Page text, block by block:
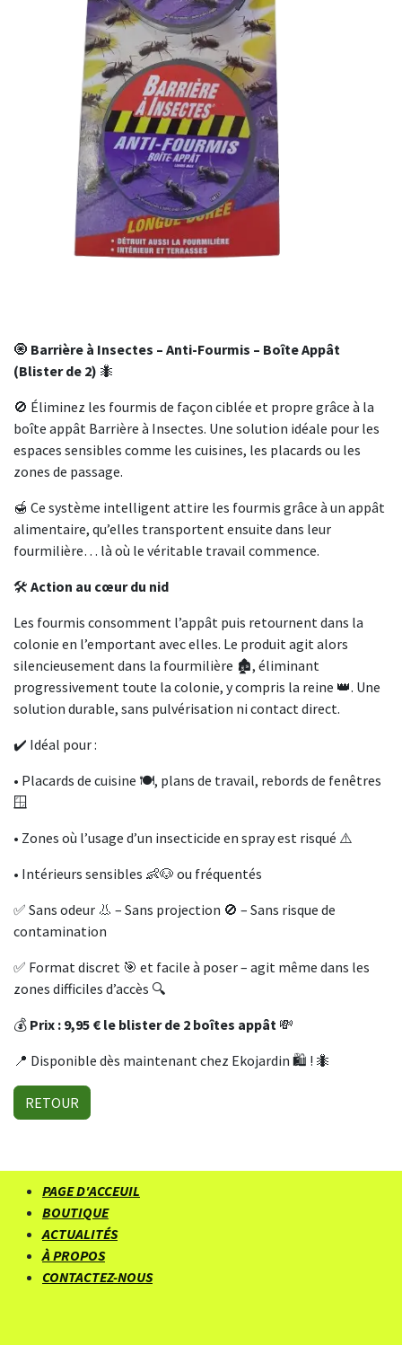
Précédent
🧿 Barrière à Insectes – Anti-Fourmis – Boîte Appât
(Blister de 2) 🐜
🚫 Éliminez les fourmis de façon ciblée et propre grâce à la
boîte appât Barrière à Insectes. Une solution idéale pour les
espaces sensibles comme les cuisines, les placards ou les
zones de passage.
🍯 Ce système intelligent attire les fourmis grâce à un appât
alimentaire, qu’elles transportent ensuite dans leur
fourmilière… là où le véritable travail commence.
🛠️ Action au cœur du nid
Les fourmis consomment l’appât puis retournent dans la
colonie en l’emportant avec elles. Le produit agit alors
silencieusement dans la fourmilière 🏚️, éliminant
progressivement toute la colonie, y compris la reine 👑. Une
solution durable, sans pulvérisation ni contact direct.
✔️ Idéal pour :
• Placards de cuisine 🍽️, plans de travail, rebords de fenêtres
🪟
• Zones où l’usage d’un insecticide en spray est risqué ⚠️
• Intérieurs sensibles 👶🐶 ou fréquentés
✅ Sans odeur 👃 – Sans projection 🚫 – Sans risque de
contamination
✅ Format discret 🎯 et facile à poser – agit même dans les
zones difficiles d’accès 🔍
💰 Prix : 9,95 € le blister de 2 boîtes appât 💸
📍 Disponible dès maintenant chez Ekojardin 🛍️ ! 🐜
RETOUR
PAGE D'ACCEUIL
BOUTIQUE
ACTUALITÉS
À PROPOS
CONTACTEZ-NOUS